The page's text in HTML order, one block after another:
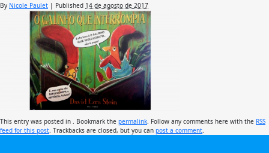
By Nicole Paulet | Published 14 de agosto de 2017
This entry was posted in . Bookmark the permalink . Follow any comments here with the RSS
feed for this post . Trackbacks are closed, but you can post a comment